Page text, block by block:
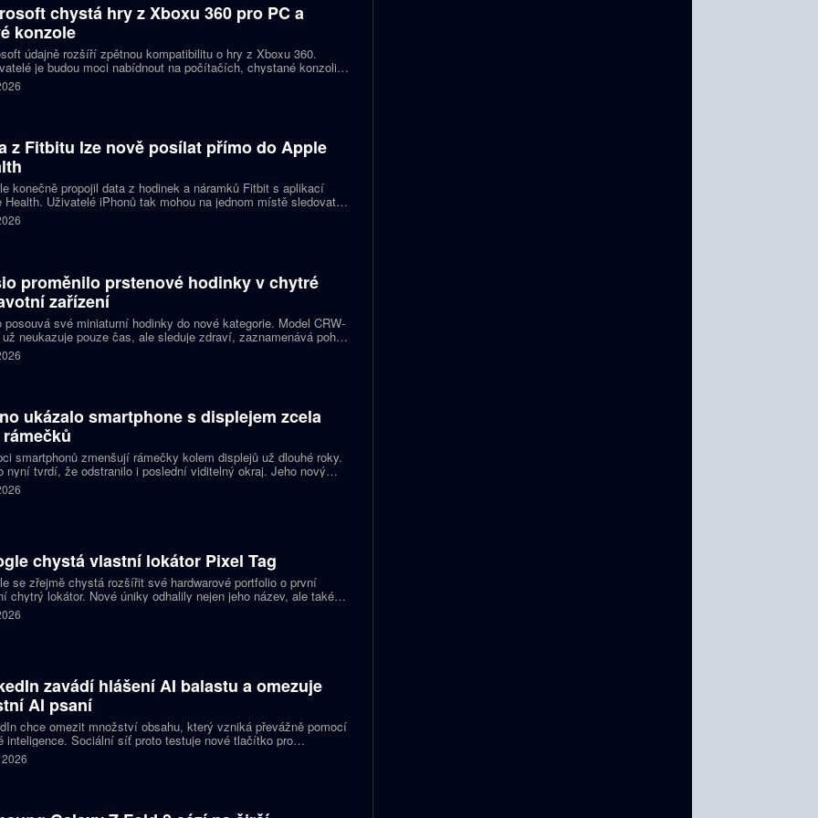
chystá hry z Xboxu 360 pro PC a
konzole
údajně rozšíří zpětnou kompatibilitu o hry z Xboxu 360.
je budou moci nabídnout na počítačích, chystané konzoli
Helix i přenosných zařízeních. První tituly by mohly dorazit
let 2027 a 2028.
z Fitbitu lze nově posílat přímo do Apple
konečně propojil data z hodinek a náramků Fitbit s aplikací
Health. Uživatelé iPhonů tak mohou na jednom místě sledovat
cvičení, spánek i zdravotní údaje. Novinka odstraňuje omezení,
bylo dosud nutné využívat pomocné aplikace nebo jiné
proměnilo prstenové hodinky v chytré
zařízení
posouvá své miniaturní hodinky do nové kategorie. Model CRW-
už neukazuje pouze čas, ale sleduje zdraví, zaznamenává pohyb
na dění v telefonu. Celokovový prsten tak spojuje digitální
šperk a chytré zařízení, které může uživatel nosit po celý den.
ukázalo smartphone s displejem zcela
rámečků
smartphonů zmenšují rámečky kolem displejů už dlouhé roky.
nyní tvrdí, že odstranilo i poslední viditelný okraj. Jeho nový
nabízí obrazovku s rámečkem širokým přesně nula milimetrů.
chystá vlastní lokátor Pixel Tag
se zřejmě chystá rozšířit své hardwarové portfolio o první
chytrý lokátor. Nové úniky odhalily nejen jeho název, ale také
zařízení a několik technických detailů. Pixel Tag má
v síti Find My Device a pomáhat s hledáním ztracených věcí
zavádí hlášení AI balastu a omezuje
AI psaní
chce omezit množství obsahu, který vzniká převážně pomocí
inteligence. Sociální síť proto testuje nové tlačítko pro
příspěvků, jež působí jako takzvaný AI balast. Zároveň
nástroje pro psaní textů a slibuje, že uživatelům nabídne